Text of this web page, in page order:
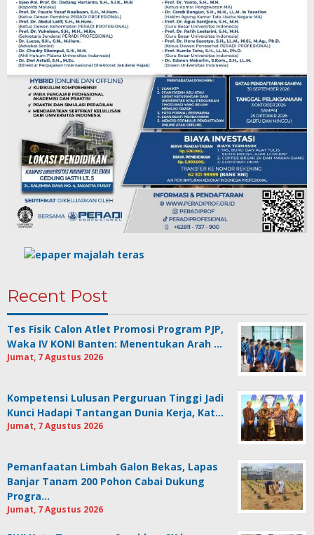
Recent Post
Tes Fisik Calon Atlet Promosi Program PJP,
Waka IV KONI Banten: Menentukan Arah …
Jumat, 7 Agustus 2026
Kompetensi Lulusan Perguruan Tinggi Jadi
Kunci Hadapi Tantangan Dunia Kerja, Kat…
Jumat, 7 Agustus 2026
Pemanfaatan Limbah Galon Bekas, Lapas
Banjar Tanam 200 Pohon Cabai Dukung
Progra…
Jumat, 7 Agustus 2026